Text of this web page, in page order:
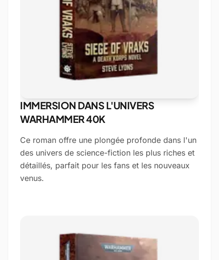
IMMERSION DANS L'UNIVERS
WARHAMMER 40K
Ce roman offre une plongée profonde dans l'un
des univers de science-fiction les plus riches et
détaillés, parfait pour les fans et les nouveaux
venus.